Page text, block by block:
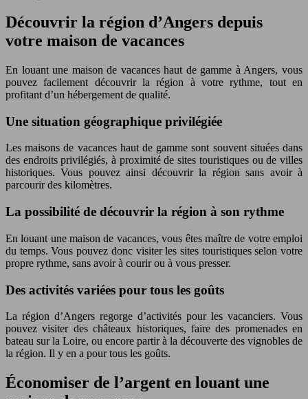
Découvrir la région d’Angers depuis
votre maison de vacances
En louant une maison de vacances haut de gamme à Angers, vous
pouvez facilement découvrir la région à votre rythme, tout en
profitant d’un hébergement de qualité.
Une situation géographique privilégiée
Les maisons de vacances haut de gamme sont souvent situées dans
des endroits privilégiés, à proximité de sites touristiques ou de villes
historiques. Vous pouvez ainsi découvrir la région sans avoir à
parcourir des kilomètres.
La possibilité de découvrir la région à son rythme
En louant une maison de vacances, vous êtes maître de votre emploi
du temps. Vous pouvez donc visiter les sites touristiques selon votre
propre rythme, sans avoir à courir ou à vous presser.
Des activités variées pour tous les goûts
La région d’Angers regorge d’activités pour les vacanciers. Vous
pouvez visiter des châteaux historiques, faire des promenades en
bateau sur la Loire, ou encore partir à la découverte des vignobles de
la région. Il y en a pour tous les goûts.
Économiser de l’argent en louant une